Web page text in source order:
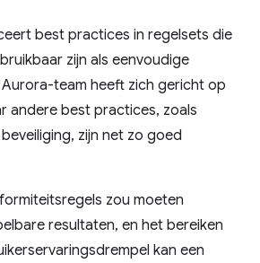
best practices in regelsets die
zijn als eenvoudige
team heeft zich gericht op
andere best practices, zoals
zijn net zo goed
zou moeten
resultaten, en het bereiken
kan een